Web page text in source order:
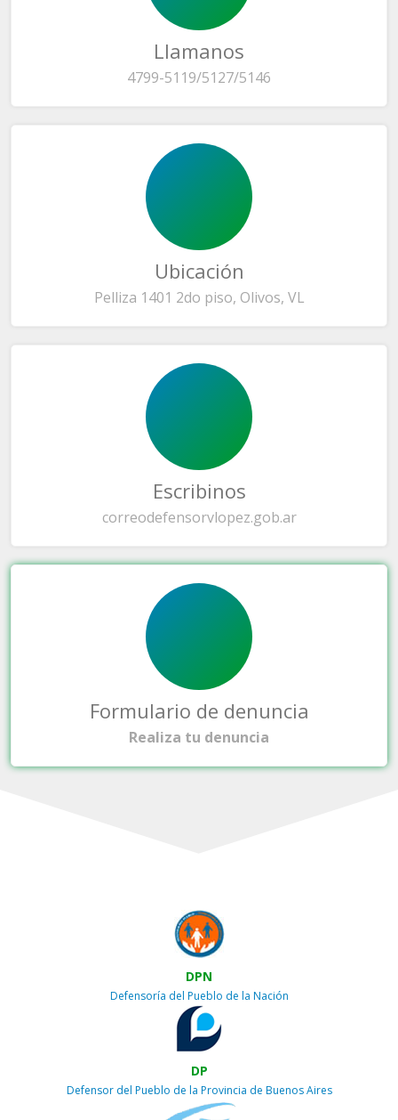
Llamanos
4799-5119/5127/5146
Ubicación
Pelliza 1401 2do piso, Olivos, VL
Escribinos
correodefensorvlopez.gob.ar
Formulario de denuncia
Realiza tu denuncia
DPN
Defensoría del Pueblo de la Nación
DP
Defensor del Pueblo de la Provincia de Buenos Aires